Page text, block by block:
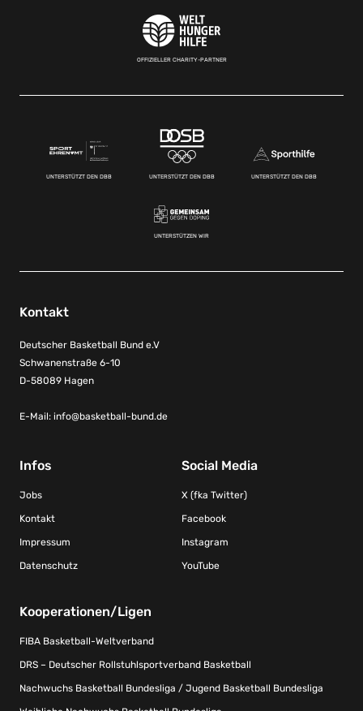
OFFIZIELLER CHARITY-PARTNER
UNTERSTÜTZT DEN DBB UNTERSTÜTZT DEN DBB UNTERSTÜTZT DEN DBB
UNTERSTÜTZEN WIR
Kontakt
Deutscher Basketball Bund e.V
Schwanenstraße 6-10
D-58089 Hagen
E-Mail: info@basketball-bund.de
Infos
Jobs
Kontakt
Impressum
Datenschutz
Social Media
X (fka Twitter)
Facebook
Instagram
YouTube
Kooperationen/Ligen
FIBA Basketball-Weltverband
DRS – Deutscher Rollstuhlsportverband Basketball
Nachwuchs Basketball Bundesliga / Jugend Basketball Bundesliga